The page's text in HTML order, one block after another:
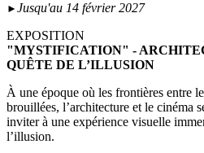
► Jusqu'au 14 février 2027
EXPOSITION
"MYSTIFICATION" -
QUÊTE DE L’ILLUSION
À une époque où les frontières entre
brouillées, l’architecture et le cinéma
inviter à une expérience visuelle
l’illusion.